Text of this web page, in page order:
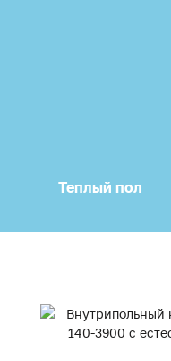
Теплый пол